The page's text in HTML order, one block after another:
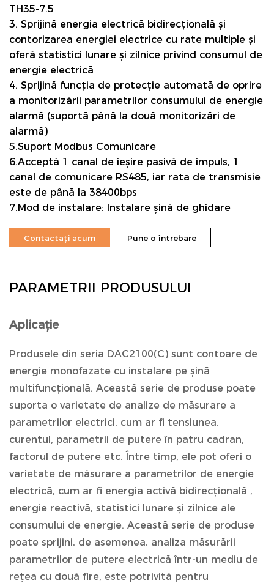
TH35-7.5
3. Sprijină energia electrică bidirecțională și
contorizarea energiei electrice cu rate multiple și
oferă statistici lunare și zilnice privind consumul de
energie electrică
4. Sprijină funcția de protecție automată de oprire
a monitorizării parametrilor consumului de energie
alarmă (suportă până la două monitorizări de
alarmă)
5.Suport Modbus Comunicare
6.Acceptă 1 canal de ieșire pasivă de impuls, 1
canal de comunicare RS485, iar rata de transmisie
este de până la 38400bps
7.Mod de instalare: Instalare șină de ghidare
Contactați acum Pune o întrebare
PARAMETRII PRODUSULUI
Aplicație
Produsele din seria DAC2100(C) sunt contoare de
energie monofazate cu instalare pe șină
multifuncțională. Această serie de produse poate
suporta o varietate de analize de măsurare a
parametrilor electrici, cum ar fi tensiunea,
curentul, parametrii de putere în patru cadran,
factorul de putere etc. Între timp, ele pot oferi o
varietate de măsurare a parametrilor de energie
electrică, cum ar fi energia activă bidirecțională ,
energie reactivă, statistici lunare și zilnice ale
consumului de energie. Această serie de produse
poate sprijini, de asemenea, analiza măsurării
parametrilor de putere electrică într-un mediu de
rețea cu două fire, este potrivită pentru